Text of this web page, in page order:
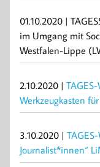
01.10.2020 |
im Umgang mit
Westfalen-Lippe
2.10.2020 |
Werkzeugkasten
3.10.2020 |
Journalist*innen“